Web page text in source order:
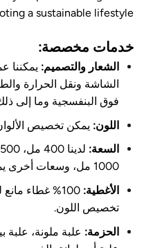
a sustainable lifestyle.
خدمات مخصصة:
الشعار والتصميم: يمكننا
الشاشة ونقل الحرارة
فوق البنفسجية وما إلى
اللون: يمكن تخصيص
السعة:
1000 مل، وسعات أخرى يمكننا أيضًا تخصيصها لك.
الأغطية:
تخصيص اللون.
الحزمة: علبة ملونة، علبة